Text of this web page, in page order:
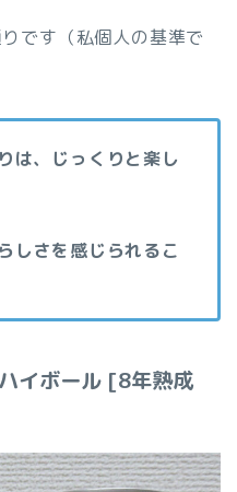
です（私個人の基準で
は、じっくりと楽し
しさを感じられるこ
イボール [8年熟成